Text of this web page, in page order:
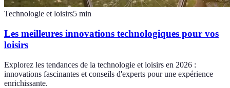
Technologie et loisirs5 min
Les meilleures innovations technologiques pour vos
loisirs
Explorez les tendances de la technologie et loisirs en 2026 :
innovations fascinantes et conseils d'experts pour une expérience
enrichissante.